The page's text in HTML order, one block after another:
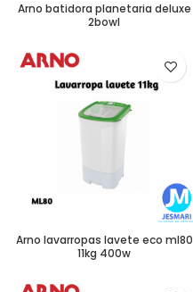
Arno batidora planetaria deluxe
2bowl
Arno lavarropas lavete eco ml80
11kg 400w